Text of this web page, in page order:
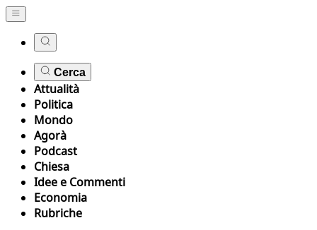
Cerca
Attualità
Politica
Mondo
Agorà
Podcast
Chiesa
Idee e Commenti
Economia
Rubriche